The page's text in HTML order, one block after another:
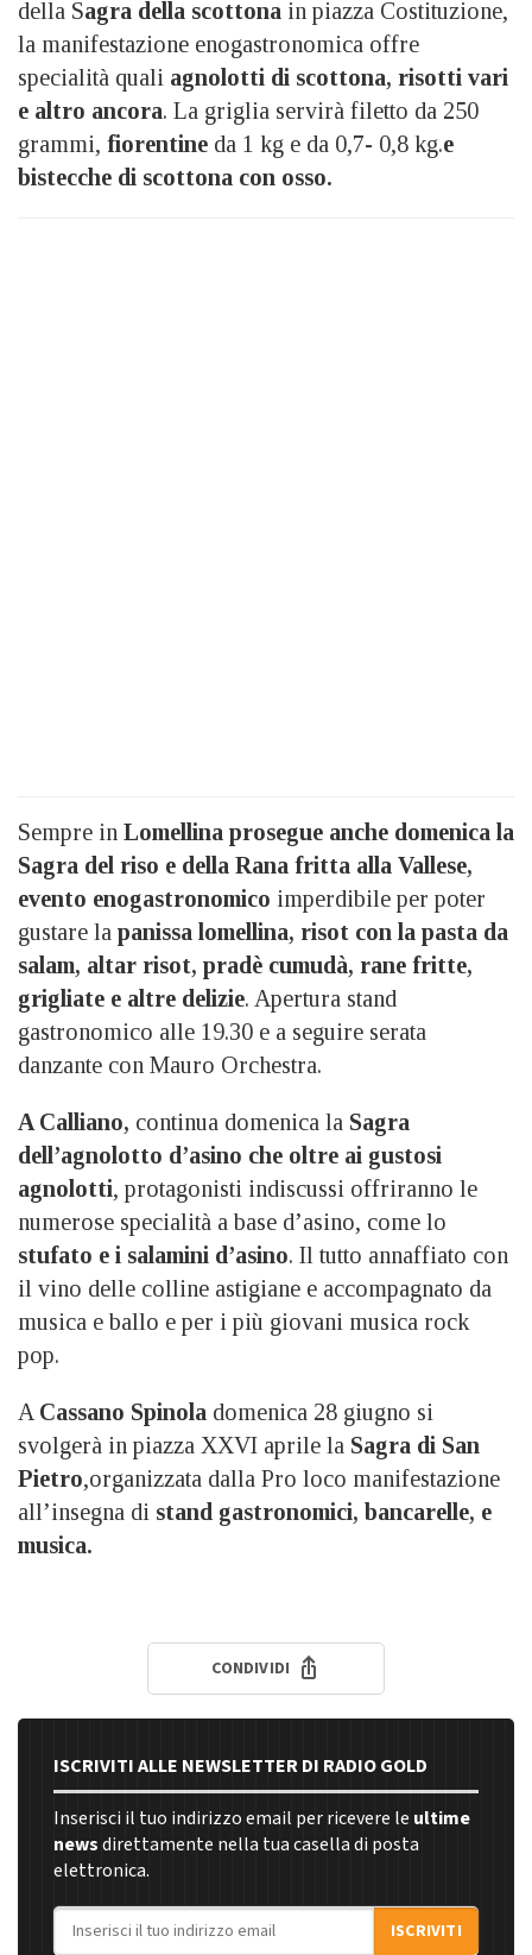
della Sagra della scottona in piazza Costituzione,
la manifestazione enogastronomica offre
specialità quali agnolotti di scottona, risotti vari
e altro ancora. La griglia servirà filetto da 250
grammi, fiorentine da 1 kg e da 0,7- 0,8 kg.e
bistecche di scottona con osso.
Sempre in Lomellina prosegue anche domenica la
Sagra del riso e della Rana fritta alla Vallese,
evento enogastronomico imperdibile per poter
gustare la panissa lomellina, risot con la pasta da
salam, altar risot, pradè cumudà, rane fritte,
grigliate e altre delizie. Apertura stand
gastronomico alle 19.30 e a seguire serata
danzante con Mauro Orchestra.
A Calliano, continua domenica la Sagra
dell’agnolotto d’asino che oltre ai gustosi
agnolotti, protagonisti indiscussi offriranno le
numerose specialità a base d’asino, come lo
stufato e i salamini d’asino. Il tutto annaffiato con
il vino delle colline astigiane e accompagnato da
musica e ballo e per i più giovani musica rock
pop.
A Cassano Spinola domenica 28 giugno si
svolgerà in piazza XXVI aprile la Sagra di San
Pietro,organizzata dalla Pro loco manifestazione
all’insegna di stand gastronomici, bancarelle, e
musica.
CONDIVIDI
ISCRIVITI ALLE NEWSLETTER DI RADIO GOLD
Inserisci il tuo indirizzo email per ricevere le ultime
newsdirettamente nella tua casella di posta
elettronica.
Indirizzo email
ISCRIVITI